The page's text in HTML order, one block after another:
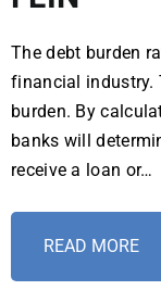
The debt burden
financial industry.
burden. By
banks will
receive a loan or…
READ MORE